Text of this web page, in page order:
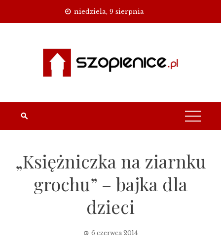
niedziela, 9 sierpnia
„Księżniczka na ziarnku
grochu” – bajka dla
dzieci
6 czerwca 2014